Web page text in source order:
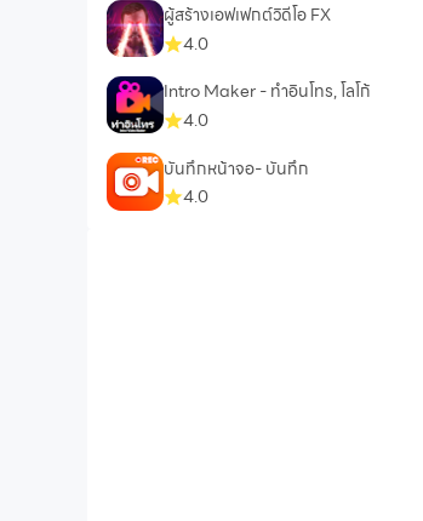
ผู้สร้างเอฟเฟกต์วิดีโอ FX
4.0
Intro Maker - ทําอินโทร, โลโก้
4.0
บันทึกหน้าจอ- บันทึก
4.0